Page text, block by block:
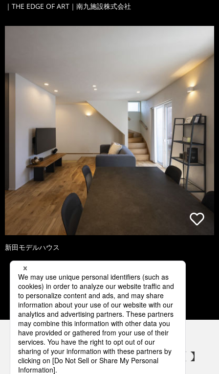
｜THE EDGE OF ART｜南九施設株式会社
新田モデルハウス
1 2 3 4 5
パナソニックの電気設備 SNSアカウント